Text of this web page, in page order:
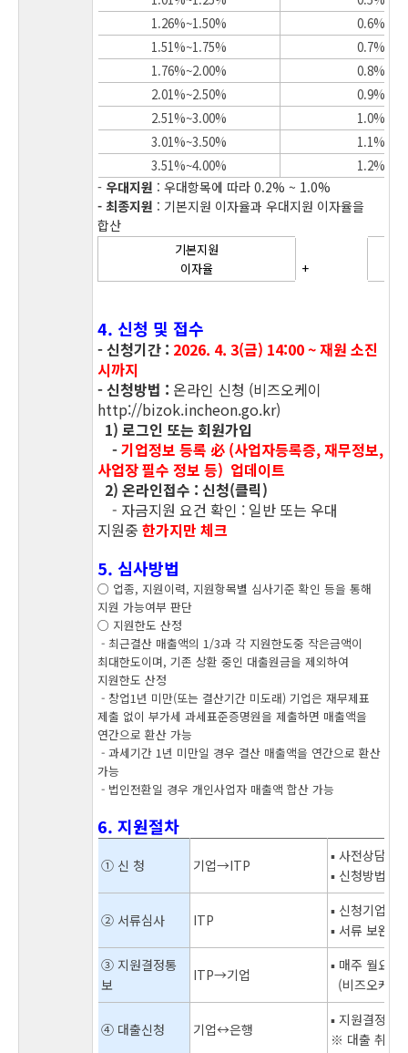
1.26%~1.50%
0.6%
1.51%~1.75%
0.7%
1.76%~2.00%
0.8%
2.01%~2.50%
0.9%
2.51%~3.00%
1.0%
3.01%~3.50%
1.1%
3.51%~4.00%
1.2%
- 우대지원 : 우대항목에 따라 0.2% ~ 1.0%
- 최종지원 : 기본지원 이자율과 우대지원 이자율을
합산
기본지원
이자율
+
4. 신청 및 접수
- 신청기간 : 2026. 4. 3(금) 14:00 ~ 재원 소진
시까지
-신청방법 : 온라인 신청 (비즈오케이
http://bizok.incheon.go.kr)
1) 로그인 또는 회원가입
-기업정보 등록必 (사업자등록증, 재무정보,
사업장 필수 정보 등) 업데이트
2) 온라인접수 : 신청(클릭)
- 자금지원 요건 확인 : 일반 또는 우대
지원중한가지만 체크
5. 심사방법
○ 업종, 지원이력, 지원항목별 심사기준 확인 등을 통해
지원 가능여부 판단
○ 지원한도 산정
- 최근결산 매출액의 1/3과 각 지원한도중 작은금액이
최대한도이며, 기존 상환 중인 대출원금을 제외하여
지원한도 산정
- 창업1년 미만(또는 결산기간 미도래) 기업은 재무제표
제출 없이 부가세 과세표준증명원을 제출하면 매출액을
연간으로 환산 가능
- 과세기간 1년 미만일 경우 결산 매출액을 연간으로 환산
가능
- 법인전환일 경우 개인사업자 매출액 합산 가능
6. 지원절차
① 신 청 기업→ITP
▪ 사전상담 :
▪ 신청방법 :
② 서류심사 ITP
▪ 신청기업 지
▪ 서류 보완이
③ 지원결정통
보
ITP→기업
▪ 매주 월요
(비즈오케이
④ 대출신청 기업↔은행
▪ 지원결정통
※ 대출 취급